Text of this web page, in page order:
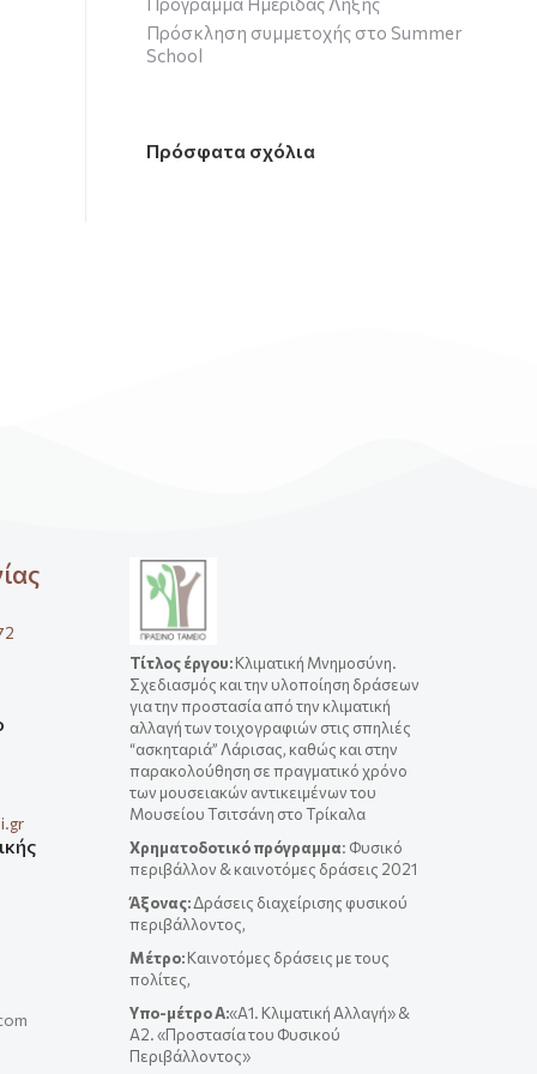
Πρόσκληση συμμετοχής στο Summer
School
Πρόσφατα σχόλια
Τίτλος έργου:Κλιματική Μνημοσύνη.
Σχεδιασμός και την υλοποίηση δράσεων
για την προστασία από την κλιματική
αλλαγή των τοιχογραφιών στις σπηλιές
“ασκηταριά” Λάρισας, καθώς και στην
παρακολούθηση σε πραγματικό χρόνο
των μουσειακών αντικειμένων του
Μουσείου Τσιτσάνη στο Τρίκαλα
Χρηματοδοτικό πρόγραμμα: Φυσικό
περιβάλλον & καινοτόμες δράσεις 2021
Άξονας:Δράσεις διαχείρισης φυσικού
περιβάλλοντος,
Μέτρο:Καινοτόμες δράσεις με τους
πολίτες,
Yπο-μέτρο A:«Α1. Κλιματική Αλλαγή» &
A2. «Προστασία του Φυσικού
Περιβάλλοντος»